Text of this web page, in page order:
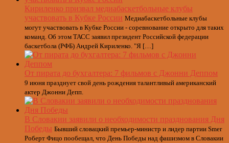
Кириленко призвал медиабаскетбольные клубы
участвовать в Кубке России Медиабаскетбольные клубы
могут участвовать в Кубке России - соревнование открыто для таких
команд. Об этом ТАСС заявил президент Российской федерации
баскетбола (РФБ) Андрей Кириленко. "Я […]
От пирата до бухгалтера: 7 фильмов с Джонни Деппом
9 июня празднует свой день рождения талантливый американский
актер Джонни Депп.
В Словакии заявили о необходимости празднования Дня
Победы Бывший словацкий премьер-министр и лидер партии Smer
Роберт Фицо пообещал, что День Победы над фашизмом в Словакии